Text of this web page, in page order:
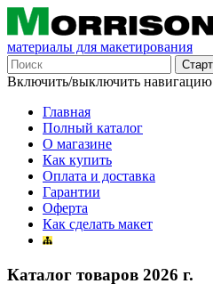
материалы для макетирования
Включить/выключить навигацию
Главная
Полный каталог
О магазине
Как купить
Оплата и доставка
Гарантии
Оферта
Как сделать макет
Каталог товаров 2026 г.